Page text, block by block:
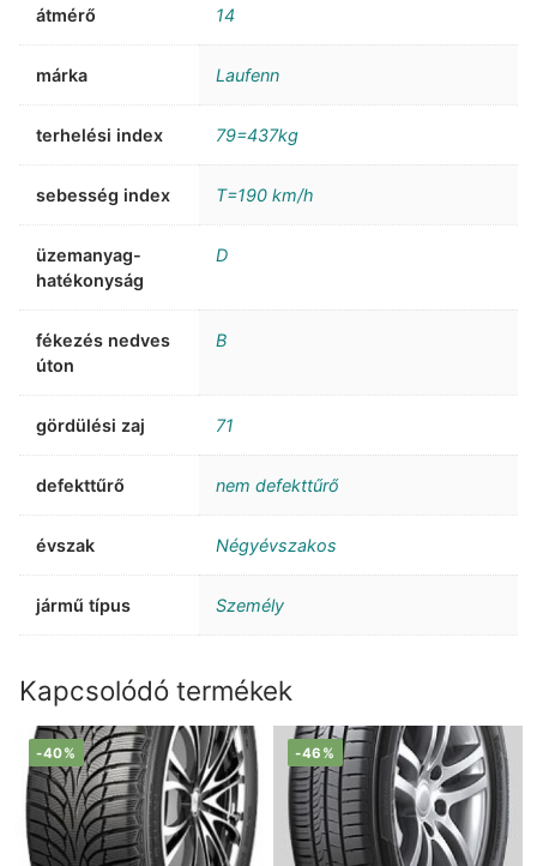
átmérő 14
márka Laufenn
terhelési index 79=437kg
sebesség index T=190 km/h
üzemanyag-
hatékonyság
D
fékezés nedves
úton
B
gördülési zaj 71
defekttűrő nem defekttűrő
évszak Négyévszakos
jármű típus Személy
Kapcsolódó termékek
-40% -46%